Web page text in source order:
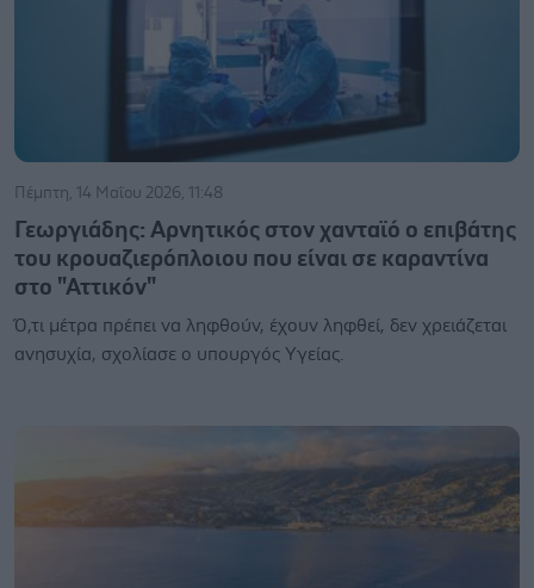
Πέμπτη, 14 Μαΐου 2026, 11:48
Γεωργιάδης: Αρνητικός στον χανταϊό ο επιβάτης
του κρουαζιερόπλοιου που είναι σε καραντίνα
στο "Αττικόν"
Ό,τι μέτρα πρέπει να ληφθούν, έχουν ληφθεί, δεν χρειάζεται
ανησυχία, σχολίασε ο υπουργός Υγείας.